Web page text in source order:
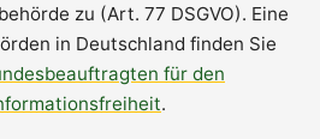
zu (Art. 77 DSGVO). Eine
in Deutschland finden Sie
für den
.